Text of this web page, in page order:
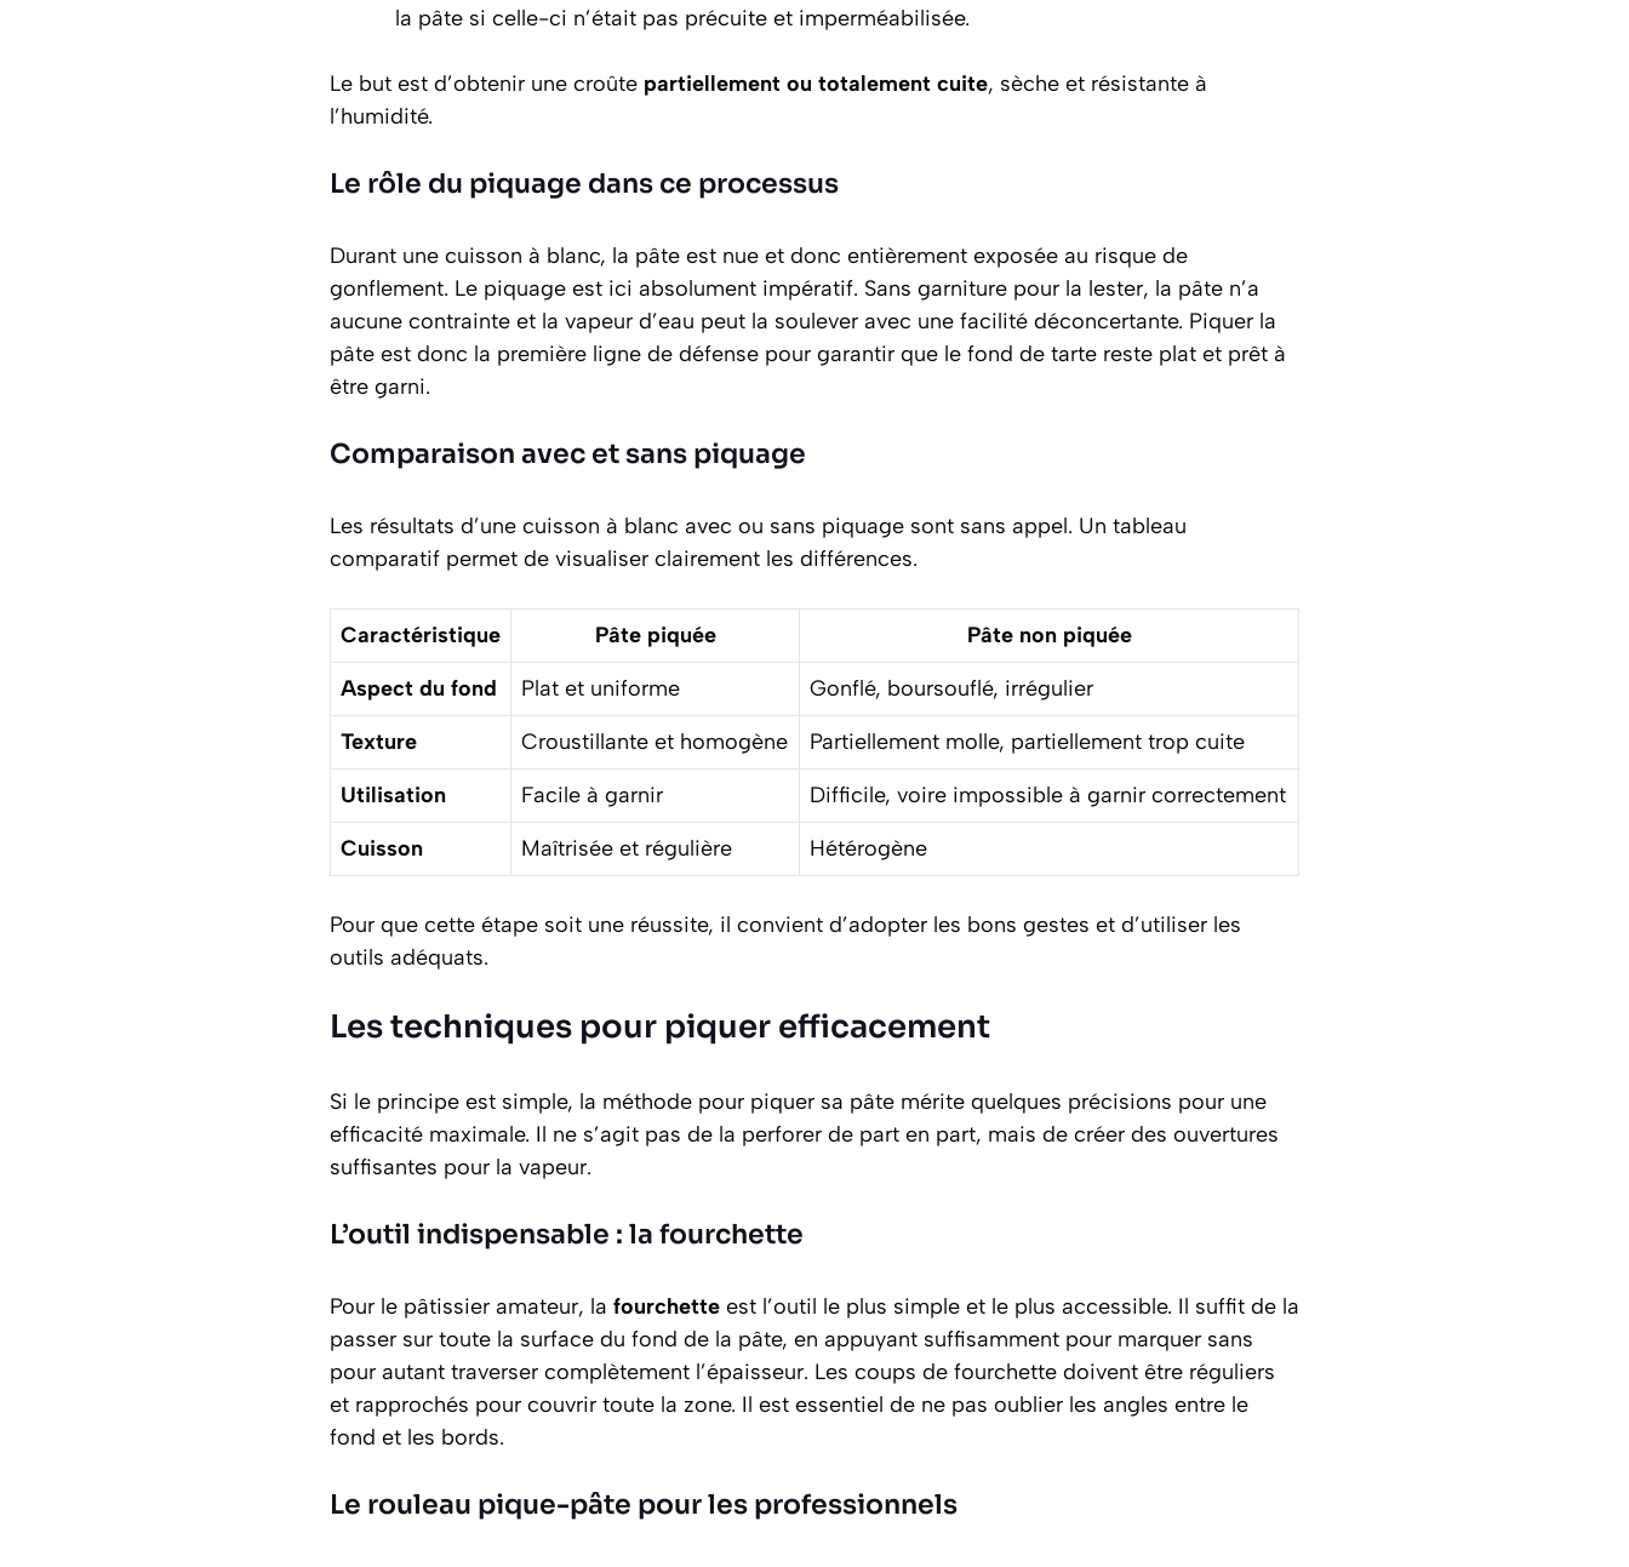
la pâte si celle-ci n’était pas précuite et imperméabilisée.
Le but est d’obtenir une croûte partiellement ou totalement cuite, sèche et résistante à
l’humidité.
Le rôle du piquage dans ce processus
Durant une cuisson à blanc, la pâte est nue et donc entièrement exposée au risque de
gonflement. Le piquage est ici absolument impératif. Sans garniture pour la lester, la pâte n’a
aucune contrainte et la vapeur d’eau peut la soulever avec une facilité déconcertante. Piquer la
pâte est donc la première ligne de défense pour garantir que le fond de tarte reste plat et prêt à
être garni.
Comparaison avec et sans piquage
Les résultats d’une cuisson à blanc avec ou sans piquage sont sans appel. Un tableau
comparatif permet de visualiser clairement les différences.
Caractéristique Pâte piquée
Pâte non piquée
Aspect du fond
Plat et uniforme
Gonflé, boursouflé, irrégulier
Texture
Croustillante et homogène
Partiellement molle, partiellement trop cuite
Utilisation
Facile à garnir
Difficile, voire impossible à garnir correctement
Cuisson
Maîtrisée et régulière Hétérogène
Pour que cette étape soit une réussite, il convient d’adopter les bons gestes et d’utiliser les
outils adéquats.
Les techniques pour piquer efficacement
Si le principe est simple, la méthode pour piquer sa pâte mérite quelques précisions pour une
efficacité maximale. Il ne s’agit pas de la perforer de part en part, mais de créer des ouvertures
suffisantes pour la vapeur.
L’outil indispensable : la fourchette
Pour le pâtissier amateur, la fourchette est l’outil le plus simple et le plus accessible. Il suffit de la
passer sur toute la surface du fond de la pâte, en appuyant suffisamment pour marquer sans
pour autant traverser complètement l’épaisseur. Les coups de fourchette doivent être réguliers
et rapprochés pour couvrir toute la zone. Il est essentiel de ne pas oublier les angles entre le
fond et les bords.
Le rouleau pique-pâte pour les professionnels